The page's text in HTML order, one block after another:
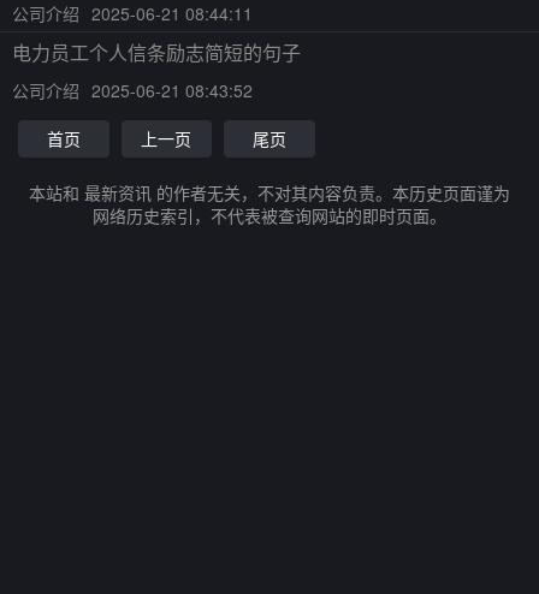
公司介绍 2025-06-21 08:44:11
电力员工个人信条励志简短的句子
公司介绍 2025-06-21 08:43:52
首页
上一页 尾页
本站和 最新资讯 的作者无关，不对其内容负责。本历史页面谨为
网络历史索引，不代表被查询网站的即时页面。